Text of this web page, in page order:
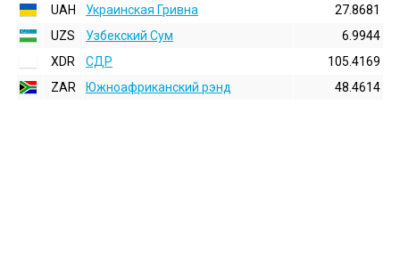
UAH
Украинская Гривна
27.8681
UZS
Узбекский Сум
6.9944
XDR
СДР
105.4169
ZAR
Южноафриканский рэнд 48.4614